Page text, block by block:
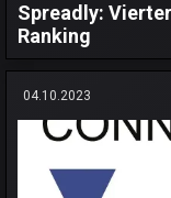
Spreadly:
Ranking
04.10.2023